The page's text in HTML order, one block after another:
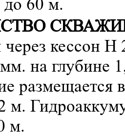
кессон
на глубине
размещается
м.
м.